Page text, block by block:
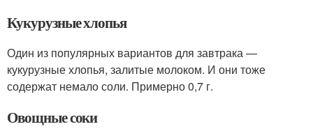
Кукурузные хлопья
Один из популярных вариантов для завтрака —
кукурузные хлопья, залитые молоком. И они тоже
содержат немало соли. Примерно 0,7 г.
Овощные соки